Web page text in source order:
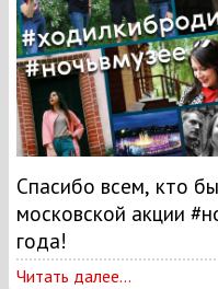
Спасибо всем, кто
московской акции
года!
Читать далее...